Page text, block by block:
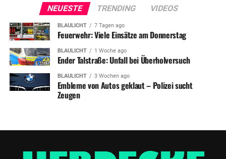
NEUESTE TRENDING VIDEOS
BLAULICHT 7 Tagen ago
Feuerwehr: Viele Einsätze am Donnerstag
BLAULICHT 1 Woche ago
Ender Talstraße: Unfall bei Überholversuch
BLAULICHT 3 Wochen ago
Embleme von Autos geklaut – Polizei sucht
Zeugen